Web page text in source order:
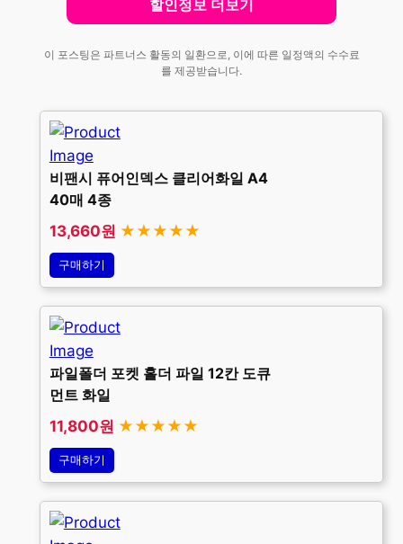
할인정보 더보기
이 포스팅은 파트너스 활동의 일환으로, 이에 따른 일정액의 수수료
를 제공받습니다.
비팬시 퓨어인덱스 클리어화일 A4
40매 4종
13,660원 ★★★★★
구매하기
파일폴더 포켓 홀더 파일 12칸 도큐
먼트 화일
11,800원 ★★★★★
구매하기